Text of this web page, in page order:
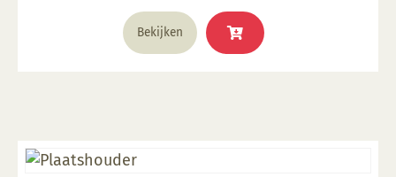
Bekijken